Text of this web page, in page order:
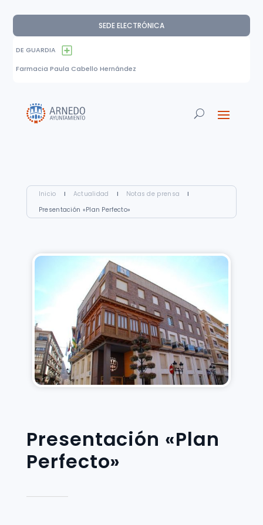
SEDE ELECTRÓNICA
DE GUARDIA
Farmacia Paula Cabello Hernández
Inicio I Actualidad I Notas de prensa
I
Presentación «Plan Perfecto»
Presentación «Plan
Perfecto»